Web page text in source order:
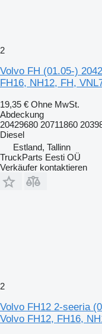
2
Volvo FH (01.05-)
FH16, NH12, FH,
19,35 € Ohne MwSt.
Abdeckung
20429680 20711860
Diesel
Estland, Tallinn
TruckParts Eesti OÜ
Verkäufer kontaktieren
2
Volvo FH12 2-seeria
Volvo FH12, FH16,